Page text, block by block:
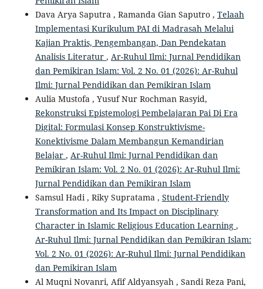
Dava Arya Saputra , Ramanda Gian Saputro , Telaah
Implementasi Kurikulum PAI di Madrasah Melalui
Kajian Praktis, Pengembangan, Dan Pendekatan
Analisis Literatur , Ar-Ruhul Ilmi: Jurnal Pendidikan
dan Pemikiran Islam: Vol. 2 No. 01 (2026): Ar-Ruhul
Ilmi: Jurnal Pendidikan dan Pemikiran Islam
Aulia Mustofa , Yusuf Nur Rochman Rasyid,
Rekonstruksi Epistemologi Pembelajaran Pai Di Era
Digital: Formulasi Konsep Konstruktivisme-
Konektivisme Dalam Membangun Kemandirian
Belajar , Ar-Ruhul Ilmi: Jurnal Pendidikan dan
Pemikiran Islam: Vol. 2 No. 01 (2026): Ar-Ruhul Ilmi:
Jurnal Pendidikan dan Pemikiran Islam
Samsul Hadi , Riky Supratama , Student-Friendly
Transformation and Its Impact on Disciplinary
Character in Islamic Religious Education Learning ,
Ar-Ruhul Ilmi: Jurnal Pendidikan dan Pemikiran Islam:
Vol. 2 No. 01 (2026): Ar-Ruhul Ilmi: Jurnal Pendidikan
dan Pemikiran Islam
Al Muqni Novanri, Afif Aldyansyah , Sandi Reza Pani,